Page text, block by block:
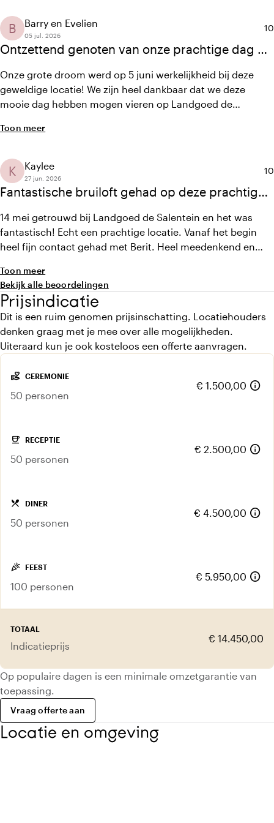
Daardoor konden wij de dag echt loslaten en volop
genieten met onze gasten. Ook de ruim
Ontzettend genoten van onze prachtige dag op
B Barry en Evelien
05 jul. 2026
10
Onze grote droom werd op 5 juni werkelijkheid bij deze
geweldige locatie! We zijn heel dankbaar dat we deze
mooie dag hebben mogen vieren op Landgoed de
locatie maakten het een sprookje. Shane en het team
voorbereidingen. Ze dachten overal met ons mee. Een
absolute aanrader!
Toon meer
Fantastische bruiloft gehad op deze prachtige
K Kaylee
27 jun. 2026
10
14 mei getrouwd bij Landgoed de Salentein en het was
fantastisch! Echt een prachtige locatie. Vanaf het begin
heel fijn contact gehad met Berit. Heel meedenkend en
heerlijk en kan je zelf met de chef samenstellen. Het
kasteel is echt een plaatje, meerdere gasten zeiden hoe
mooi ze de locatie vonden. We hebben echt een prachtige
bruiloft gehad.
Toon meer
Bekijk alle beoordelingen
Prijsindicatie
Dit is een ruim genomen prijsinschatting. Locatiehouders
denken graag met je mee over alle mogelijkheden.
Uiteraard kun je ook kosteloos een offerte aanvragen.
volunteer_activism CEREMONIE
50 personen
€ 1.500,00 info
coffee RECEPTIE
50 personen
€ 2.500,00 info
local_dining DINER
50 personen
€ 4.500,00 info
celebration FEEST
100 personen
€ 5.950,00 info
TOTAAL
Indicatieprijs
€ 14.450,00
Op populaire dagen is een minimale omzetgarantie van
toepassing.
Vraag offerte aan
Locatie en omgeving